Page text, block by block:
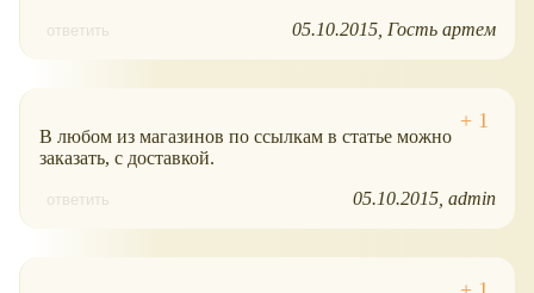
ответить 05.10.2015 Гость артем
В любом из магазинов по ссылкам в статье можно
заказать, с доставкой.
ответить 05.10.2015 admin